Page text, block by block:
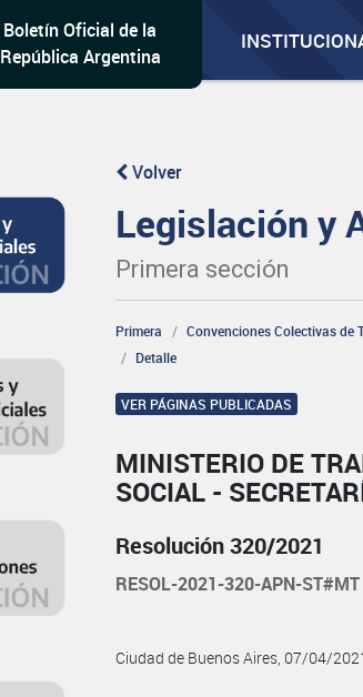
Boletín Oficial de la
República Argentina
Volver
Legislación y
Primera sección
Primera
Convenciones Colectivas de
Detalle
VER PÁGINAS PUBLICADAS
MINISTERIO DE
SOCIAL -
Resolución 320/2021
RESOL-2021-320-APN-ST#MT
Ciudad de Buenos Aires, 07/04/